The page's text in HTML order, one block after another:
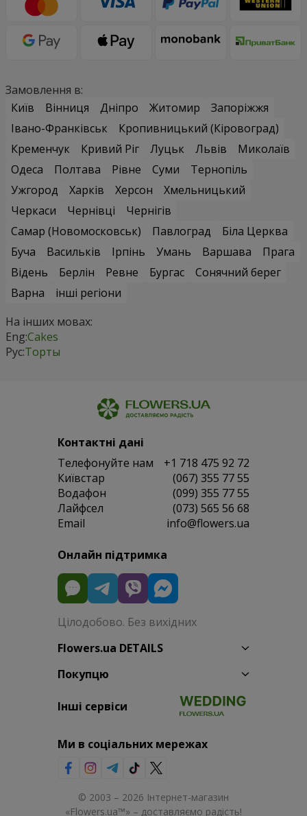
Замовлення в:
Київ
Вінниця Дніпро Житомир
Запоріжжя
Івано-Франківськ
Кропивницький (Кіровоград)
Кременчук
Кривий Ріг Луцьк Львів
Миколаїв
Одеса
Полтава Рівне Суми
Тернопіль
Ужгород
Харків Херсон
Хмельницький
Черкаси
Чернівці
Чернігів
Самар (Новомосковськ)
Павлоград
Біла Церква
Буча
Васильків Ірпінь Умань Варшава
Прага
Відень
Берлін Ревне Бургас
Сонячний берег
Варна
інші регіони
На інших мовах:
Eng:Cakes
Рус:Торты
Контактні дані
Телефонуйте нам
+1 718 475 92 72
Київстар
(067) 355 77 55
Водафон
(099) 355 77 55
Лайфсел
(073) 565 56 68
Email
info@flowers.ua
Онлайн підтримка
Цілодобово. Без вихідних
Flowers.ua DETAILS
Покупцю
Інші сервіси
Ми в соціальних мережах
© 2003 – 2026 Інтернет-магазин
«Flowers.ua™» – доставляємо радість!